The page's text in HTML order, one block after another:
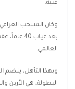
فنية.
العالمي.
وبهذا التأهل، ينضم
البطولة، هي